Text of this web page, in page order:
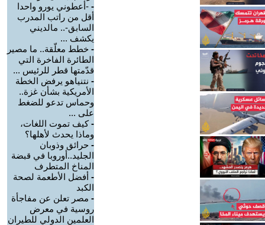
- -أعطوني يورو واحدا
أقل من راتب المدرب
السابق-.. مالديني
يكشف ...
- خطط معلّقة.. ما مصير
الطائرة الفاخرة التي
قدّمتها قطر للرئيس ...
- نتنياهو يرفض الخطة
الأمريكية بشأن غزة..
وحماس تدعو للضغط
على ...
-كيف تموت اللغات،
وماذا يحدث لأهلها؟
- حرائق وذوبان
الجليد..أوروبا في قبضة
المناخ المتطرف
- أفضل الأطعمة لصحة
الكبد
- مصر تعلن عن مفاجأة
روسية في معرض
العلمين الدولي للطيران